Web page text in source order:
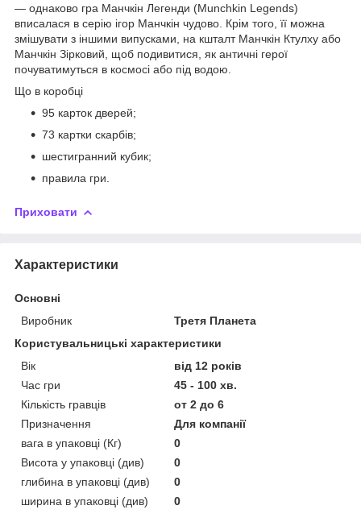
— однаково гра Манчкін Легенди (Munchkin Legends)
вписалася в серію ігор Манчкін чудово. Крім того, її можна
змішувати з іншими випусками, на кшталт Манчкін Ктулху або
Манчкін Зірковий, щоб подивитися, як античні герої
почуватимуться в космосі або під водою.
Що в коробці
95 карток дверей;
73 картки скарбів;
шестигранний кубик;
правила гри.
Приховати
Характеристики
Основні
Виробник
Третя Планета
Користувальницькі характеристики
Вік
від 12 років
Час гри
45 - 100 хв.
Кількість гравців
от 2 до 6
Призначення
Для компанії
вага в упаковці (Кг)
0
Висота у упаковці (див)
0
глибина в упаковці (див)
0
ширина в упаковці (див)
0